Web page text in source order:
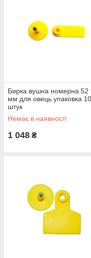
Бирка вушна номерна 52
мм для овець упаковка
штук
Немає в наявності
1 048 ₴